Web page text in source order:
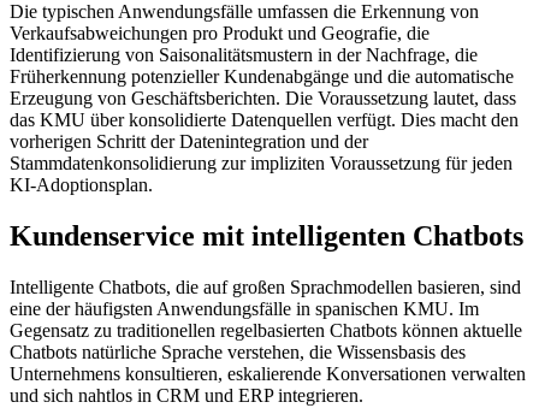
Die typischen Anwendungsfälle umfassen die Erkennung von
Verkaufsabweichungen pro Produkt und Geografie, die
Identifizierung von Saisonalitätsmustern in der Nachfrage, die
Früherkennung potenzieller Kundenabgänge und die automatische
Erzeugung von Geschäftsberichten. Die Voraussetzung lautet, dass
das KMU über konsolidierte Datenquellen verfügt. Dies macht den
vorherigen Schritt der Datenintegration und der
Stammdatenkonsolidierung zur impliziten Voraussetzung für jeden
KI-Adoptionsplan.
Kundenservice mit intelligenten Chatbots
Intelligente Chatbots, die auf großen Sprachmodellen basieren, sind
eine der häufigsten Anwendungsfälle in spanischen KMU. Im
Gegensatz zu traditionellen regelbasierten Chatbots können aktuelle
Chatbots natürliche Sprache verstehen, die Wissensbasis des
Unternehmens konsultieren, eskalierende Konversationen verwalten
und sich nahtlos in CRM und ERP integrieren.